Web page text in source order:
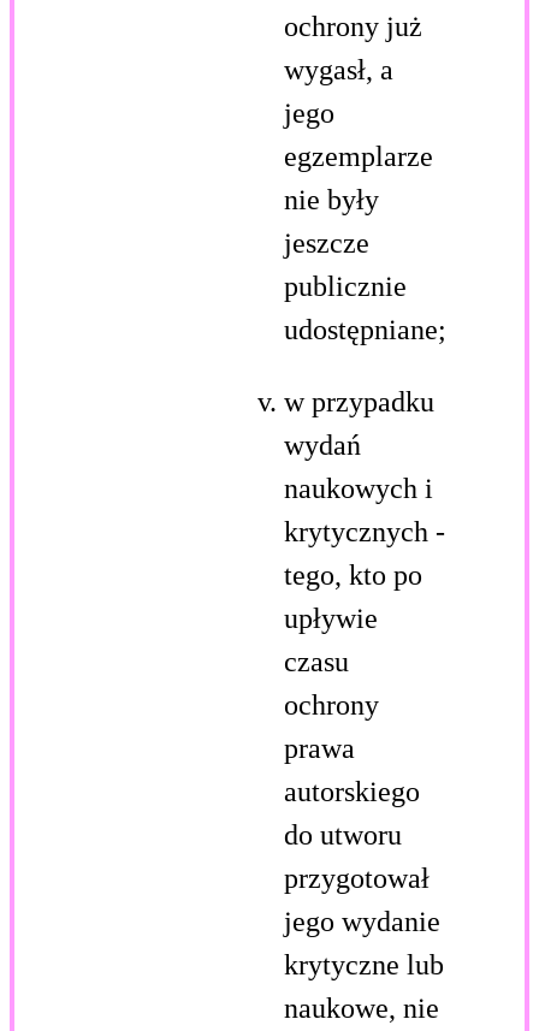
ochrony już
wygasł, a
jego
egzemplarze
nie były
jeszcze
publicznie
udostępniane;
w przypadku
wydań
naukowych i
krytycznych -
tego, kto po
upływie
czasu
ochrony
prawa
autorskiego
do utworu
przygotował
jego wydanie
krytyczne lub
naukowe, nie